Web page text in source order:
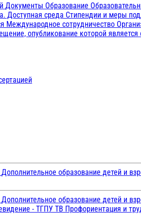
Документы Образование
Доступная среда Стипендии и меры
Международное сотрудничество
опубликование которой
Дополнительное образование детей и
Дополнительное образование детей и
- ТГПУ ТВ Профориентация и